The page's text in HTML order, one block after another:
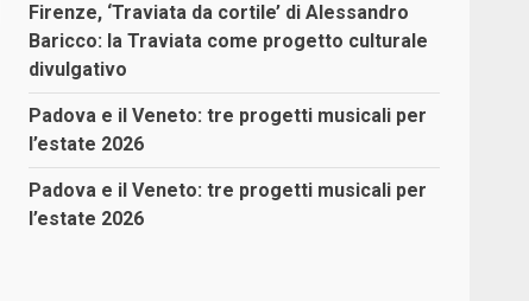
Firenze, ‘Traviata da cortile’ di Alessandro
Baricco: la Traviata come progetto culturale
divulgativo
Padova e il Veneto: tre progetti musicali per
l’estate 2026
Padova e il Veneto: tre progetti musicali per
l’estate 2026